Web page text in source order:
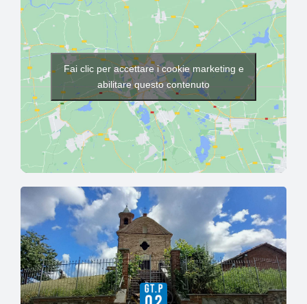
Fai clic per accettare i cookie marketing e
abilitare questo contenuto